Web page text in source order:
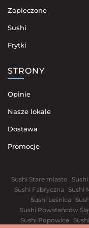
Zapieczone
Sushi
Frytki
STRONY
Opinie
Nasze lokale
Dostawa
Promocje
Sushi Stare miasto
Sushi Fabryczna
Sushi
Sushi Leśnica
Sushi Powstańców
Sushi Popowice